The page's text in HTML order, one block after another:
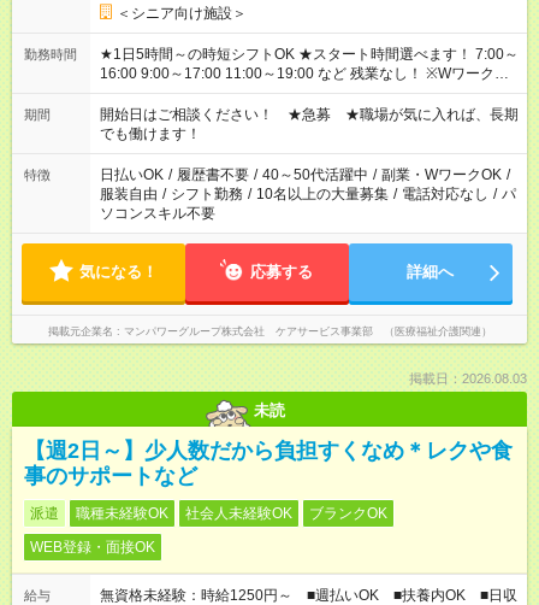
＜シニア向け施設＞
勤務時間
★1日5時間～の時短シフトOK ★スタート時間選べます！ 7:00～
16:00 9:00～17:00 11:00～19:00 など 残業なし！ ※Wワークの
場合、他のお仕事と合わせ週40時間超の就業はご案内できませ
ん ※法令に基づき、週20時間以上勤務は社会保険への加入対象
となります ※労働者派遣法（日雇い派遣の原則禁止）により、
短時間・短期間の就業はご案内が難しい場合があります
期間
開始日はご相談ください！ ★急募 ★職場が気に入れば、長期
でも働けます！
特徴 日払いOK / 履歴書不要 / 40～50代活躍中 / 副業・WワークOK /
服装自由 / シフト勤務 / 10名以上の大量募集 / 電話対応なし / パ
ソコンスキル不要
気になる！ 応募する 詳細へ
掲載元企業名 マンパワーグループ株式会社 ケアサービス事業部 （医療福祉介護関連）
掲載日：2026.08.03
未読
【週2日～】少人数だから負担すくなめ＊レクや食
事のサポートなど
派遣 職種未経験OK 社会人未経験OK
ブランクOK
WEB登録・面接OK
給与
無資格未経験：時給1250円～ ■週払いOK ■扶養内OK ■日収